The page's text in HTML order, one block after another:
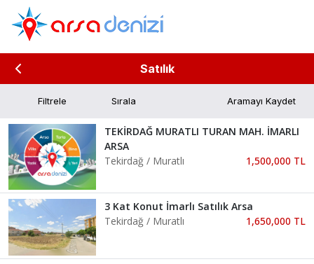
Satılık
Filtrele Aramayı Kaydet
TEKİRDAĞ MURATLI TURAN MAH. İMARLI
ARSA
Tekirdağ / Muratlı
1,500,000 TL
3 Kat Konut İmarlı Satılık Arsa
Tekirdağ / Muratlı
1,650,000 TL